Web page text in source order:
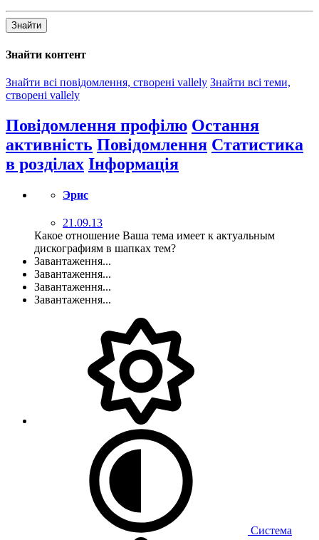
Знайти
Знайти контент
Знайти всі повідомлення, створені vallely Знайти всі теми,
створені vallely
Повідомлення профілю Остання
активність Повідомлення Статистика
в розділах Інформація
Эрис
21.09.13
Какое отношение Ваша тема имеет к актуальным
дискографиям в шапках тем?
Завантаження...
Завантаження...
Завантаження...
Завантаження...
Система